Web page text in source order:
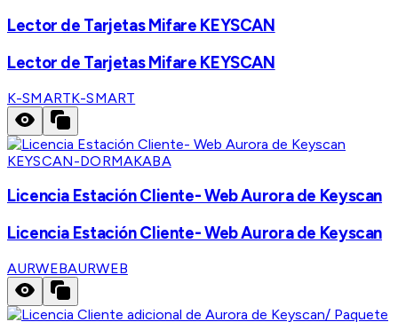
Lector de Tarjetas Mifare KEYSCAN
Lector de Tarjetas Mifare KEYSCAN
K-SMARTK-SMART
KEYSCAN-DORMAKABA
Licencia Estación Cliente- Web Aurora de Keyscan
Licencia Estación Cliente- Web Aurora de Keyscan
AURWEBAURWEB